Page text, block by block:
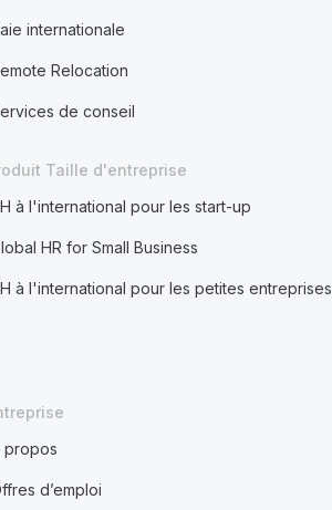
internationale
Relocation
de conseil
Taille d'entreprise
à l'international pour les start-up
HR for Small Business
à l'international pour les petites entreprises
propos
d’emploi